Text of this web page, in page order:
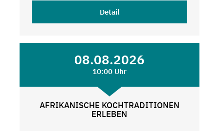
Detail
08.08.2026
10:00 Uhr
AFRIKANISCHE KOCHTRADITIONEN
ERLEBEN